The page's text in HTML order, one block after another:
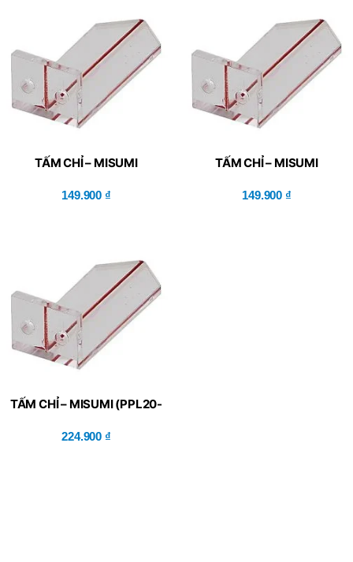
TẤM CHỈ – MISUMI
149.900 ₫
TẤM CHỈ – MISUMI
149.900 ₫
TẤM CHỈ – MISUMI (PPL20-
224.900 ₫